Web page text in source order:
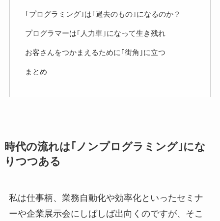
｢プログラミング｣は｢過去のもの｣になるのか？
プログラマーは｢人力車｣になって生き残れ
お客さんをつかまえるために｢街角｣に立つ
まとめ
時代の流れは｢ノンプログラミング｣にな
りつつある
私は仕事柄、業務自動化や効率化といったセミナ
ーや企業展示会にしばしば出向くのですが、そこ